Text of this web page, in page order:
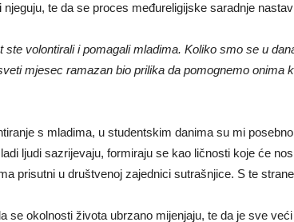
njeguju, te da se proces međureligijske saradnje
ste volontirali i pomagali mladima. Koliko smo se u
mjesec ramazan bio prilika da pomognemo onima
s mladima, u studentskim danima su mi
ljudi sazrijevaju, formiraju se kao ličnosti koje će
prisutni u društvenoj zajednici sutrašnjice. S te
se okolnosti života ubrzano mijenjaju, te da je sve